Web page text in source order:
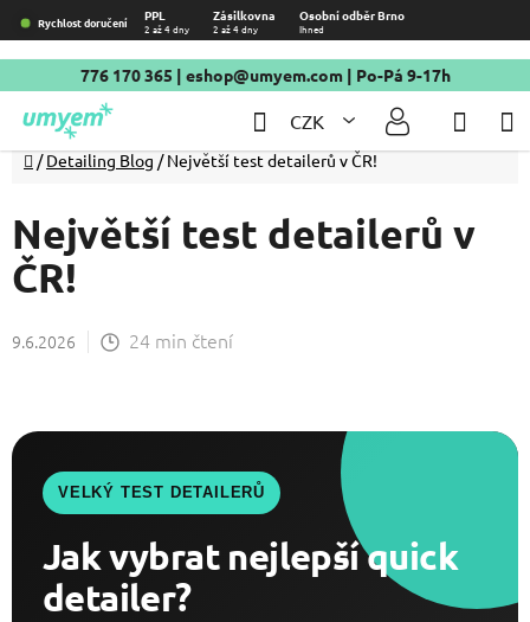
Přejít
na
obsah
Rychlost doručení PPL Zásilkovna Osobní odběr Brno
2 až 4 dny 2 až 4 dny Ihned
776 170 365 | eshop@umyem.com| Po-Pá 9-17h
CZK
Hledat
Domů
/ Detailing Blog / Největší test detailerů v ČR!
Největší test detailerů v
ČR!
9.6.2026 24 min čtení
VELKÝ TEST DETAILERŮ
Jak vybrat nejlepší quick
detailer?